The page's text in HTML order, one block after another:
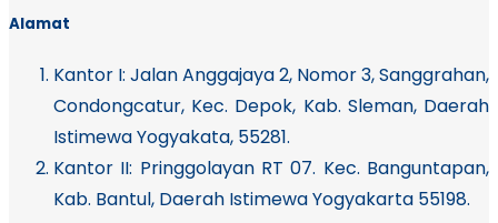
Alamat
Kantor I: Jalan Anggajaya 2, Nomor 3, Sanggrahan,
Condongcatur, Kec. Depok, Kab. Sleman, Daerah
Istimewa Yogyakata, 55281.
Kantor II: Pringgolayan RT 07. Kec. Banguntapan,
Kab. Bantul, Daerah Istimewa Yogyakarta 55198.